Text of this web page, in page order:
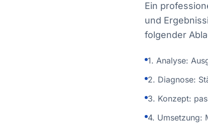
Ein
und
folgender
1. Analyse:
2. Diagnose:
3. Konzept:
4. Umsetzung: